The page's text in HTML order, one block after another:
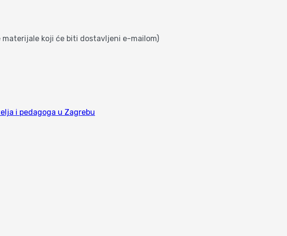
koji će biti dostavljeni e-mailom)